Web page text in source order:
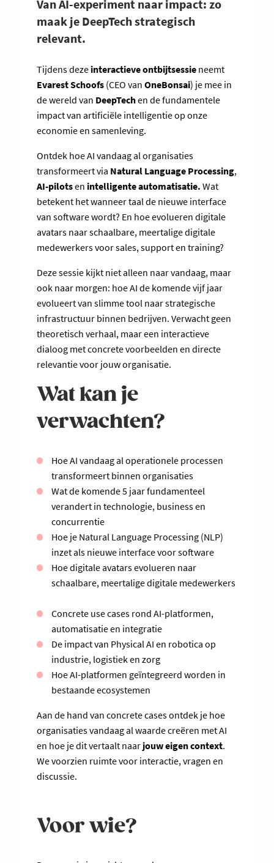
Van AI-experiment naar impact: zo
maak je DeepTech strategisch
relevant.
Tijdens deze interactieve ontbijtsessie neemt
Evarest Schoofs (CEO van OneBonsai) je mee in
de wereld van DeepTechen de fundamentele
impact van artificiële intelligentie op onze
economie en samenleving.
Ontdek hoe AI vandaag al organisaties
transformeert via Natural Language Processing,
AI-pilotsen intelligente automatisatie. Wat
betekent het wanneer taal de nieuwe interface
van software wordt? En hoe evolueren digitale
avatars naar schaalbare, meertalige digitale
medewerkers voor sales, support en training?
Deze sessie kijkt niet alleen naar vandaag, maar
ook naar morgen: hoe AI de komende vijf jaar
evolueert van slimme tool naar strategische
infrastructuur binnen bedrijven. Verwacht geen
theoretisch verhaal, maar een interactieve
dialoog met concrete voorbeelden en directe
relevantie voor jouw organisatie.
Wat kan je
verwachten?
Hoe AI vandaag al operationele processen
transformeert binnen organisaties
Wat de komende 5 jaar fundamenteel
verandert in technologie, business en
concurrentie
Hoe je Natural Language Processing (NLP)
inzet als nieuwe interface voor software
Hoe digitale avatars evolueren naar
schaalbare, meertalige digitale medewerkers
Concrete use cases rond AI-platformen,
automatisatie en integratie
De impact van Physical AI en robotica op
industrie, logistiek en zorg
Hoe AI-platformen geïntegreerd worden in
bestaande ecosystemen
Aan de hand van concrete cases ontdek je hoe
organisaties vandaag al waarde creëren met AI
en hoe je dit vertaalt naar jouw eigen context.
We voorzien ruimte voor interactie, vragen en
discussie.
Voor wie?